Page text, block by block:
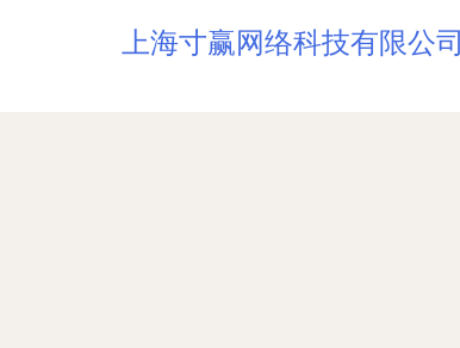
上海寸赢网络科技有限公司